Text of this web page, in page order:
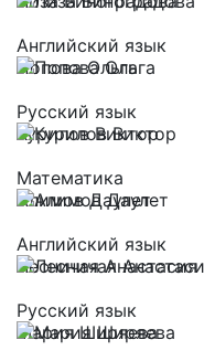
Английский язык
Попова Ольга
Русский язык
Курилов Виктор
Математика
Алимов Даулет
Английский язык
Лесничая Анастасия
Русский язык
Мария Ширяева